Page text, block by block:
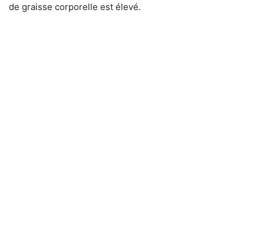
de graisse corporelle est élevé.